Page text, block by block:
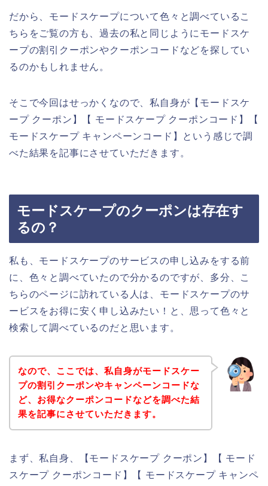
だから、モードスケープについて色々と調べているこ
ちらをご覧の方も、過去の私と同じようにモードスケ
ープの割引クーポンやクーポンコードなどを探してい
るのかもしれません。
そこで今回はせっかくなので、私自身が【モードスケ
ープ クーポン】【 モードスケープ クーポンコード】【
モードスケープ キャンペーンコード】という感じで調
べた結果を記事にさせていただきます。
モードスケープのクーポンは存在す
るの？
私も、モードスケープのサービスの申し込みをする前
に、色々と調べていたので分かるのですが、多分、こ
ちらのページに訪れている人は、モードスケープのサ
ービスをお得に安く申し込みたい！と、思って色々と
検索して調べているのだと思います。
なので、ここでは、私自身がモードスケー
プの割引クーポンやキャンペーンコードな
ど、お得なクーポンコードなどを調べた結
果を記事にさせていただきます。
まず、私自身、【モードスケープ クーポン】【 モード
スケープ クーポンコード】【 モードスケープ キャンペ